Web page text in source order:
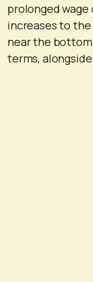
prolonged
increases to the
near the
terms,